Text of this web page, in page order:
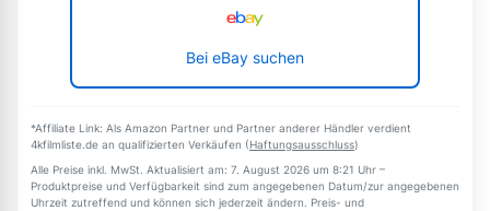
Bei eBay suchen
*Affiliate Link: Als Amazon Partner und Partner anderer Händler verdient
4kfilmliste.de an qualifizierten Verkäufen (Haftungsausschluss)
Alle Preise inkl. MwSt. Aktualisiert am: 7. August 2026 um 8:21 Uhr –
Produktpreise und Verfügbarkeit sind zum angegebenen Datum/zur angegebenen
Uhrzeit zutreffend und können sich jederzeit ändern. Preis- und